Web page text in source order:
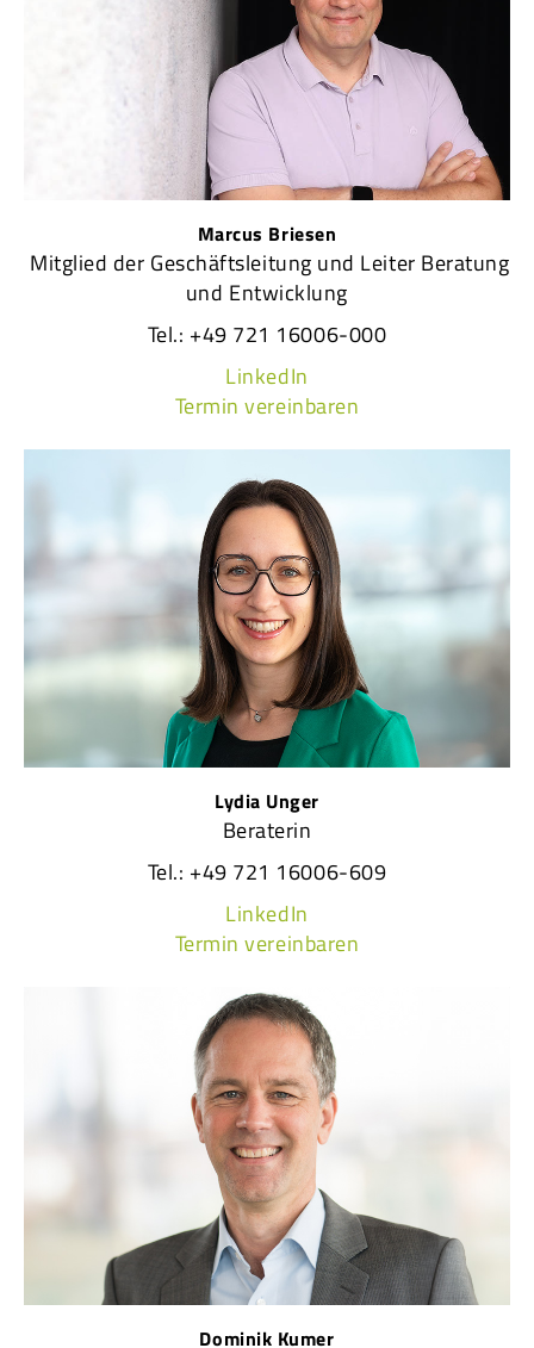
Marcus Briesen
Mitglied der Geschäftsleitung und Leiter Beratung
und Entwicklung
Tel.: +49 721 16006-000
LinkedIn
Termin vereinbaren
Lydia Unger
Beraterin
Tel.: +49 721 16006-609
LinkedIn
Termin vereinbaren
Dominik Kumer